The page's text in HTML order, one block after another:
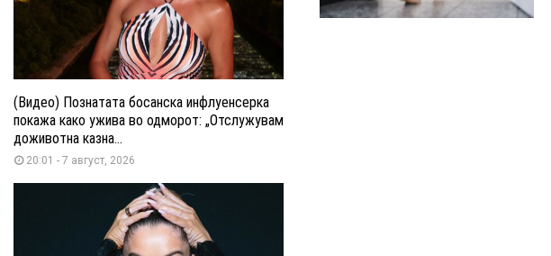
(Видео) Познатата босанска инфлуенсерка
покажа како ужива во одморот: „Отслужувам
доживотна казна...
20:01 - 7 август, 2026